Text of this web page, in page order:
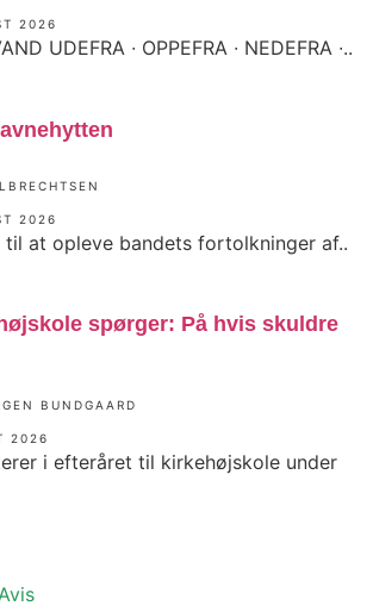
2026
UDEFRA ∙ OPPEFRA ∙ NEDEFRA ∙..
2026
at opleve bandets fortolkninger af..
spørger: På hvis skuldre
BUNDGAARD
2026
i efteråret til kirkehøjskole under
Avis